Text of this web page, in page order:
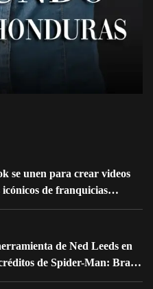
se unen para crear videos
icónicos de franquicias
de Ned Leeds en
de Spider-Man: Brand